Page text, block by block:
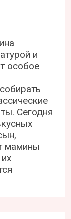
и
особое
Сегодня
мамины